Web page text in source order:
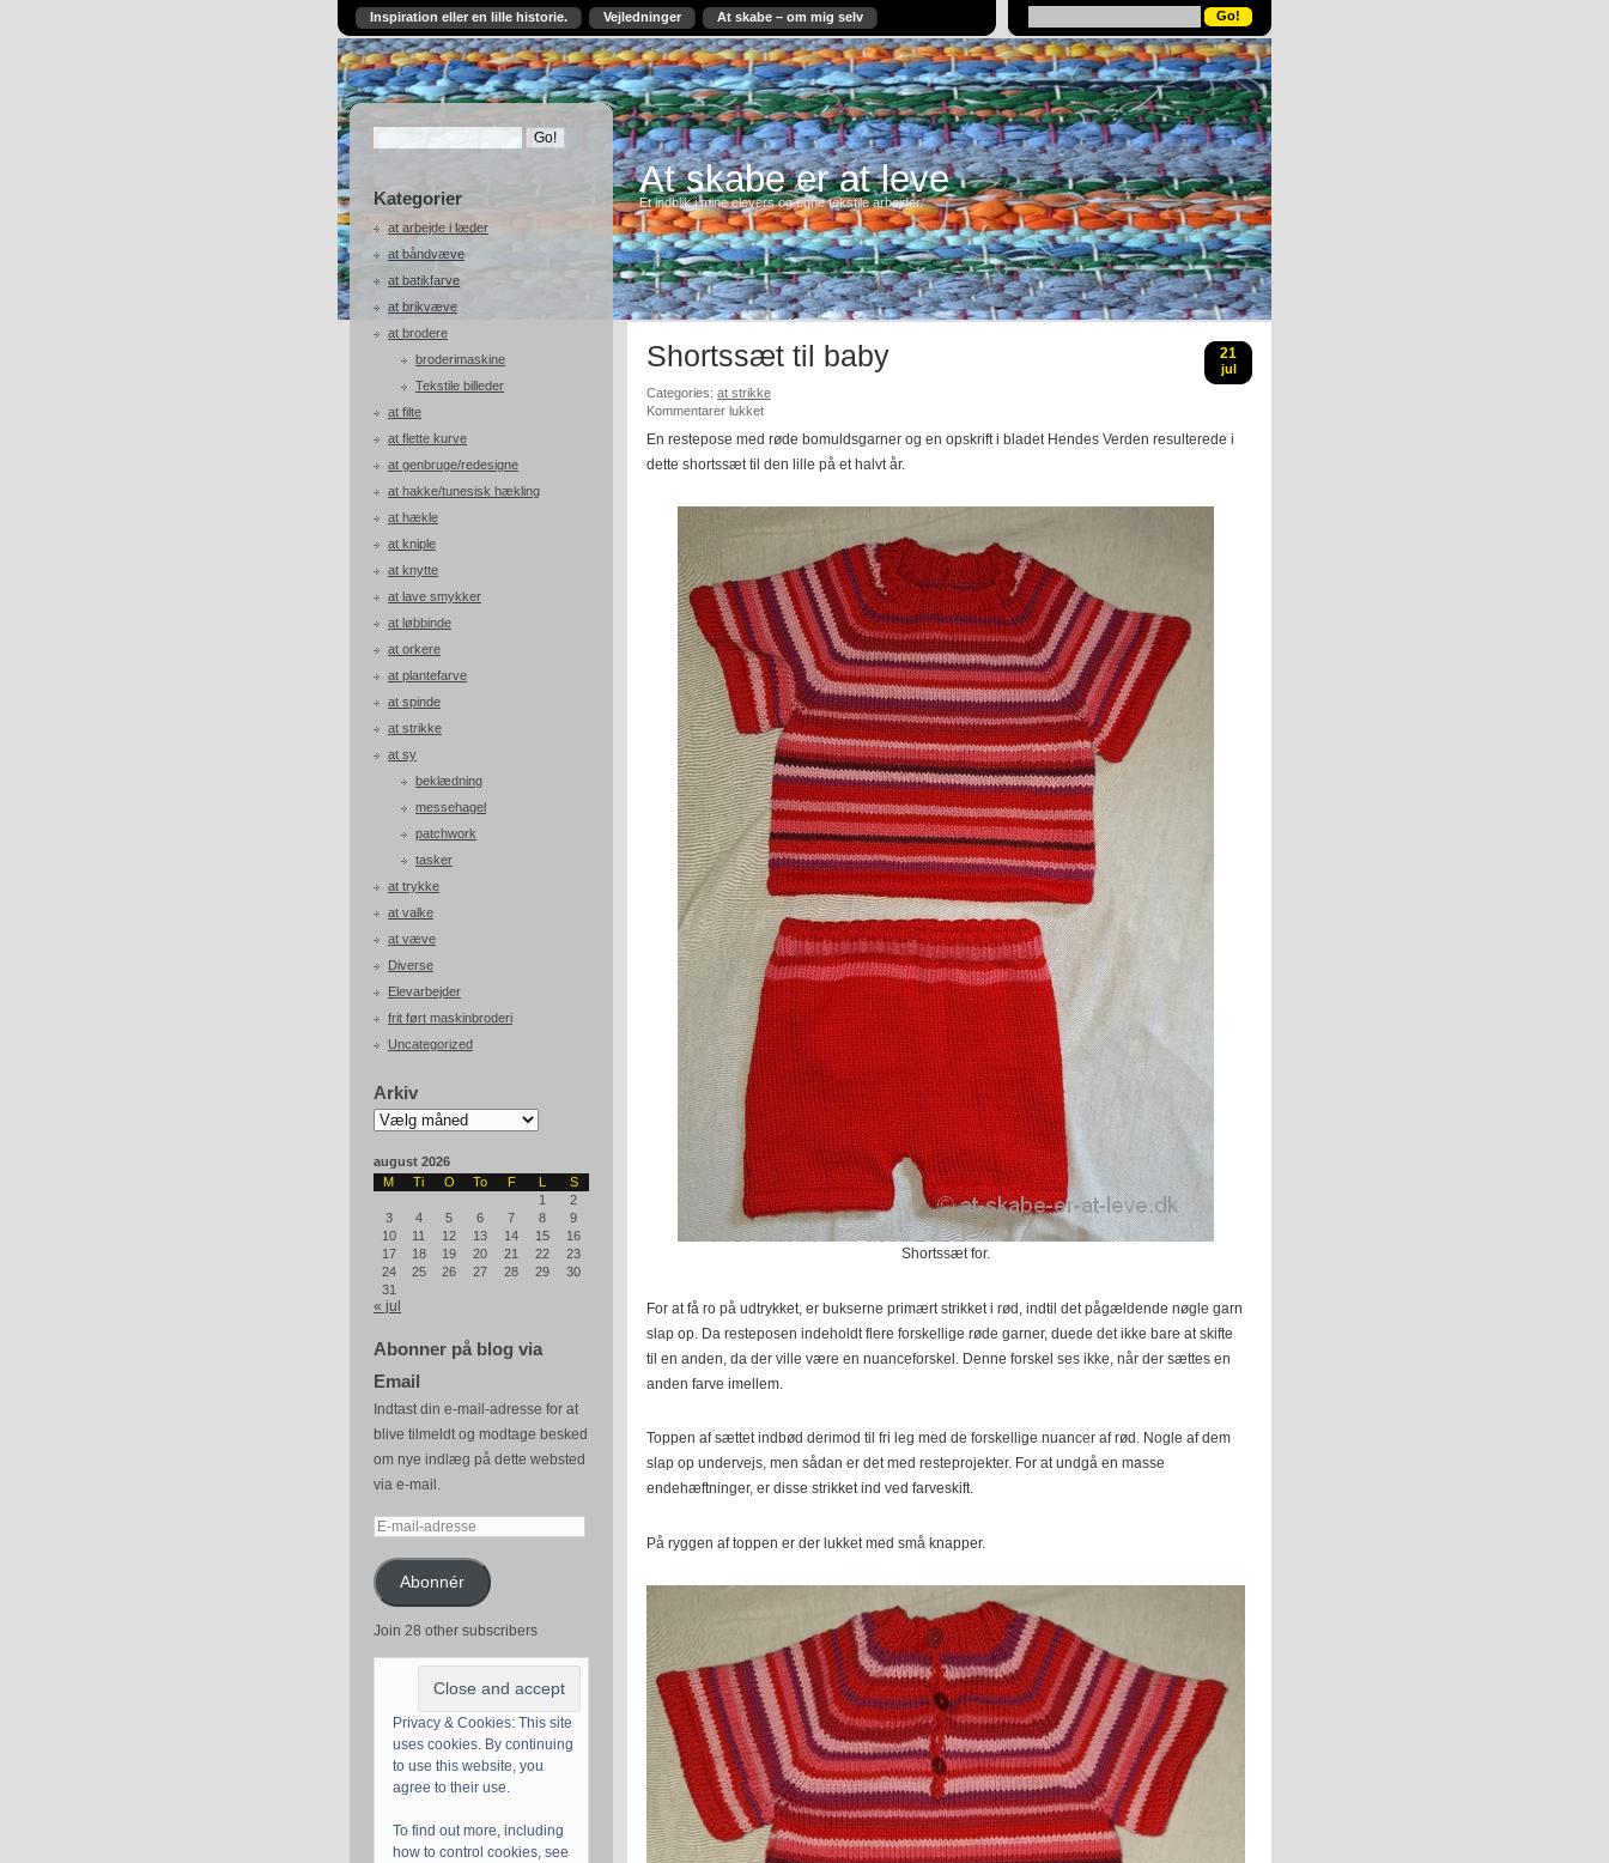
Inspiration eller en lille historie. Vejledninger At skabe – om mig selv
Kategorier
at arbejde i læder
at båndvæve
at batikfarve
at brikvæve
at brodere
broderimaskine
Tekstile billeder
at filte
at flette kurve
at genbruge/redesigne
at hakke/tunesisk hækling
at hækle
at kniple
at knytte
at lave smykker
at løbbinde
at orkere
at plantefarve
at spinde
at strikke
at sy
beklædning
messehagel
patchwork
tasker
at trykke
at valke
at væve
Diverse
Elevarbejder
frit ført maskinbroderi
Uncategorized
Arkiv
Arkiv
august 2026
M
Ti O To F L
S
1
2
3
4 5 6 7 8
9
10
11 12 13 14 15
16
17
18 19 20 21 22
23
24
25 26 27 28 29
30
31
« jul
Abonner på blog via
Email
Indtast din e-mail-adresse for at
blive tilmeldt og modtage besked
om nye indlæg på dette websted
via e-mail.
E-
adresseAbonnér
Join 28 other subscribers
Privacy & Cookies: This site
uses cookies. By continuing
to use this website, you
agree to their use.
To find out more, including
how to control cookies, see
At skabe er at leve
Et indblik i mine elevers og egne tekstile arbejder.
Shortssæt til baby 21
jul
Categories: at strikke
Kommentarer lukkettil
til
baby
En restepose med røde bomuldsgarner og en opskrift i bladet Hendes Verden resulterede i
dette shortssæt til den lille på et halvt år.
Shortssæt for.
For at få ro på udtrykket, er bukserne primært strikket i rød, indtil det pågældende nøgle garn
slap op. Da resteposen indeholdt flere forskellige røde garner, duede det ikke bare at skifte
til en anden, da der ville være en nuanceforskel. Denne forskel ses ikke, når der sættes en
anden farve imellem.
Toppen af sættet indbød derimod til fri leg med de forskellige nuancer af rød. Nogle af dem
slap op undervejs, men sådan er det med resteprojekter. For at undgå en masse
endehæftninger, er disse strikket ind ved farveskift.
På ryggen af toppen er der lukket med små knapper.